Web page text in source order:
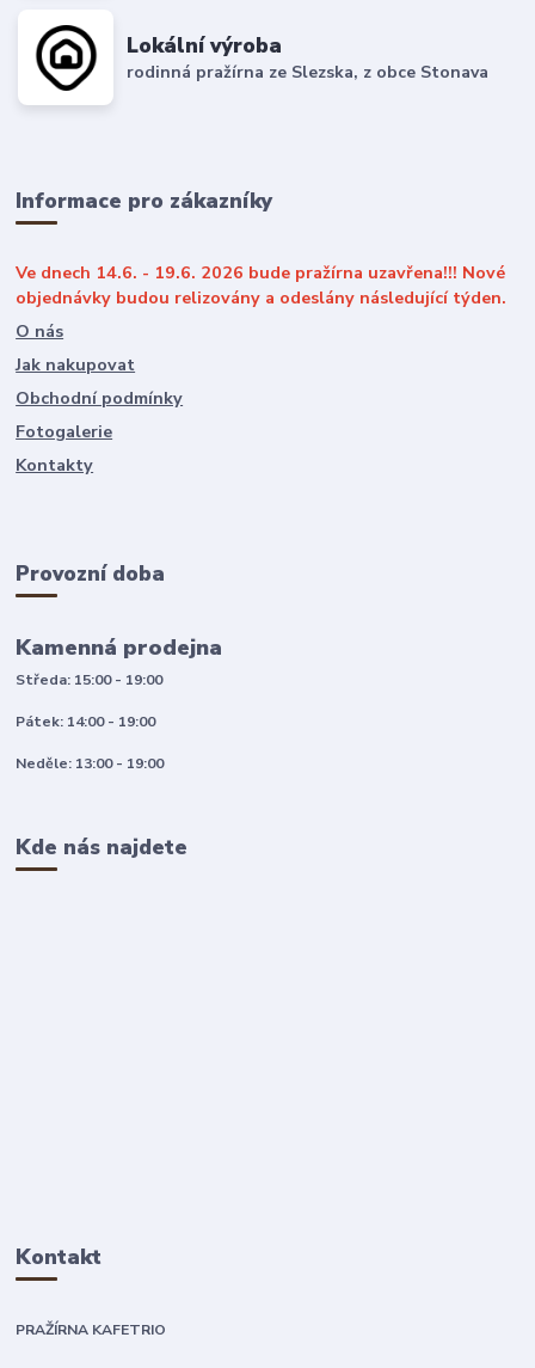
Lokální výroba
rodinná pražírna ze Slezska, z obce Stonava
Informace pro zákazníky
Ve dnech 14.6. - 19.6. 2026 bude pražírna uzavřena!!! Nové
objednávky budou relizovány a odeslány následující týden.
O nás
Jak nakupovat
Obchodní podmínky
Fotogalerie
Kontakty
Provozní doba
Kamenná prodejna
Středa: 15:00 - 19:00
Pátek: 14:00 - 19:00
Neděle: 13:00 - 19:00
Kde nás najdete
Kontakt
PRAŽÍRNA KAFETRIO